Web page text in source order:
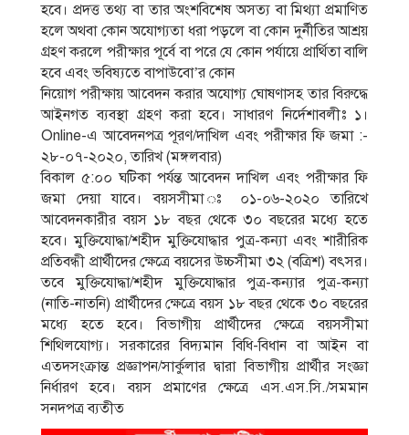
হবে। প্রদত্ত তথ্য বা তার অংশবিশেষ অসত্য বা মিথ্যা প্রমাণিত
হলে অথবা কোন অযােগ্যতা ধরা পড়লে বা কোন দুর্নীতির আশ্রয়
গ্রহণ করলে পরীক্ষার পূর্বে বা পরে যে কোন পর্যায়ে প্রার্থিতা বালি
হবে এবং ভবিষ্যতে বাপাউবাে’র কোন
নিয়ােগ পরীক্ষায় আবেদন করার অযােগ্য ঘােষণাসহ তার বিরুদ্ধে
আইনগত ব্যবস্থা গ্রহণ করা হবে। সাধারণ নির্দেশাবলীঃ ১।
Online-এ আবেদনপত্র পূরণ/দাখিল এবং পরীক্ষার ফি জমা :-
২৮-০৭-২০২০, তারিখ (মঙ্গলবার)
বিকাল ৫:০০ ঘটিকা পর্যন্ত আবেদন দাখিল এবং পরীক্ষার ফি
জমা দেয়া যাবে। বয়সসীমা ঃ ০১-০৬-২০২০ তারিখে
আবেদনকারীর বয়স ১৮ বছর থেকে ৩০ বছরের মধ্যে হতে
হবে। মুক্তিযােদ্ধা/শহীদ মুক্তিযােদ্ধার পুত্র-কন্যা এবং শারীরিক
প্রতিবন্ধী প্রার্থীদের ক্ষেত্রে বয়সের উচ্চসীমা ৩২ (বত্রিশ) বৎসর।
তবে মুক্তিযােদ্ধা/শহীদ মুক্তিযােদ্ধার পুত্র-কন্যার পুত্র-কন্যা
(নাতি-নাতনি) প্রার্থীদের ক্ষেত্রে বয়স ১৮ বছর থেকে ৩০ বছরের
মধ্যে হতে হবে। বিভাগীয় প্রার্থীদের ক্ষেত্রে বয়সসীমা
শিথিলযােগ্য। সরকারের বিদ্যমান বিধি-বিধান বা আইন বা
এতদসংক্রান্ত প্রজ্ঞাপন/সার্কুলার দ্বারা বিভাগীয় প্রার্থীর সংজ্ঞা
নির্ধারণ হবে। বয়স প্রমাণের ক্ষেত্রে এস.এস.সি./সমমান
সনদপত্র ব্যতীত